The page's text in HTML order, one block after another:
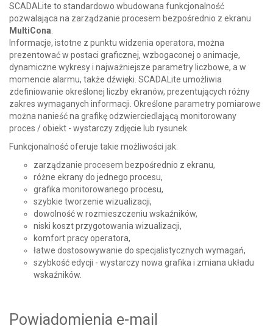
SCADALite to standardowo wbudowana funkcjonalność
pozwalająca na zarządzanie procesem bezpośrednio z ekranu
MultiCona
Informacje, istotne z punktu widzenia operatora, można
prezentować w postaci graficznej, wzbogaconej o animacje,
dynamiczne wykresy i najważniejsze parametry liczbowe, a w
momencie alarmu, także dźwięki. SCADALite umożliwia
zdefiniowanie określonej liczby ekranów, prezentujących różny
zakres wymaganych informacji. Określone parametry pomiarowe
można nanieść na grafikę odzwierciedlającą monitorowany
proces / obiekt - wystarczy zdjęcie lub rysunek.
Funkcjonalność oferuje takie możliwości jak:
zarządzanie procesem bezpośrednio z ekranu,
różne ekrany do jednego procesu,
grafika monitorowanego procesu,
szybkie tworzenie wizualizacji,
dowolność w rozmieszczeniu wskaźników,
niski koszt przygotowania wizualizacji,
komfort pracy operatora,
łatwe dostosowywanie do specjalistycznych wymagań,
szybkość edycji - wystarczy nowa grafika i zmiana układu
wskaźników.
Powiadomienia e-mail